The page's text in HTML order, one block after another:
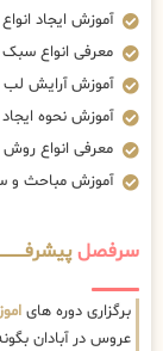
آموزش ایجاد
معرفی انواع
آموزش آرایش
آموزش نحوه
معرفی انواع
آموزش مباحث و
سرفصل
برگزاری دوره های
عروس در آبادان